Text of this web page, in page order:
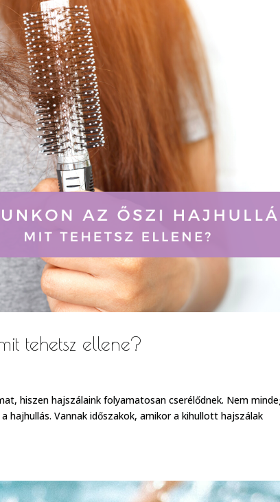
tehetsz ellene?
hiszen hajszálaink folyamatosan cserélődnek. Nem
hajhullás. Vannak időszakok, amikor a kihullott hajszálak